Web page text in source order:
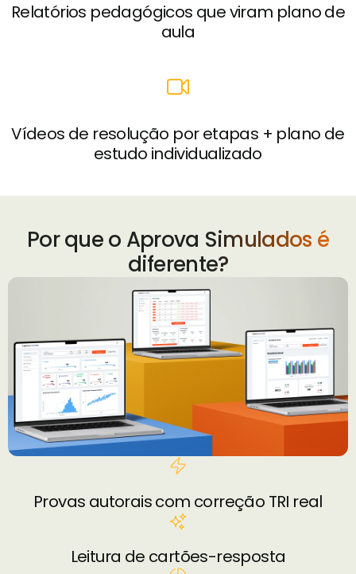
Relatórios pedagógicos que viram plano de
aula
Vídeos de resolução por etapas + plano de
estudo individualizado
Por que o Aprova Simulados é
diferente?
Provas autorais com correção TRI real
Leitura de cartões-resposta